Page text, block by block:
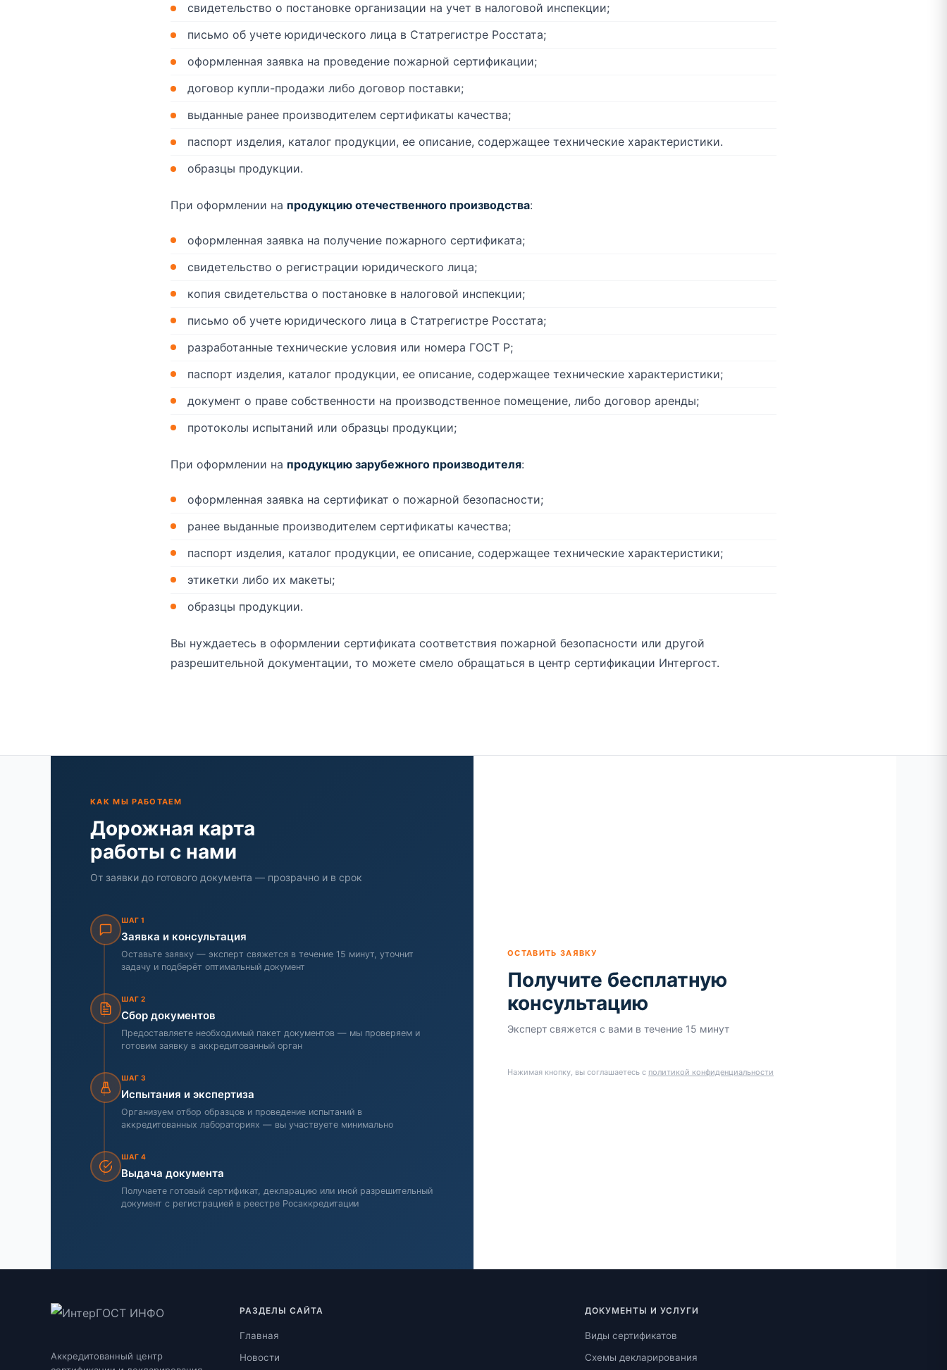
свидетельство о постановке организации на учет в налоговой инспекции;
письмо об учете юридического лица в Статрегистре Росстата;
оформленная заявка на проведение пожарной сертификации;
договор купли-продажи либо договор поставки;
выданные ранее производителем сертификаты качества;
паспорт изделия, каталог продукции, ее описание, содержащее технические характеристики.
образцы продукции.
При оформлении на продукцию отечественного производства:
оформленная заявка на получение пожарного сертификата;
свидетельство о регистрации юридического лица;
копия свидетельства о постановке в налоговой инспекции;
письмо об учете юридического лица в Статрегистре Росстата;
разработанные технические условия или номера ГОСТ Р;
паспорт изделия, каталог продукции, ее описание, содержащее технические характеристики;
документ о праве собственности на производственное помещение, либо договор аренды;
протоколы испытаний или образцы продукции;
При оформлении на продукцию зарубежного производителя:
оформленная заявка на сертификат о пожарной безопасности;
ранее выданные производителем сертификаты качества;
паспорт изделия, каталог продукции, ее описание, содержащее технические характеристики;
этикетки либо их макеты;
образцы продукции.
Вы нуждаетесь в оформлении сертификата соответствия пожарной безопасности или другой
разрешительной документации, то можете смело обращаться в центр сертификации Интергост.
КАК МЫ РАБОТАЕМ
Дорожная карта
работы с нами
От заявки до готового документа — прозрачно и в срок
ШАГ 1
Заявка и консультация
Оставьте заявку — эксперт свяжется в течение 15 минут, уточнит
задачу и подберёт оптимальный документ
ШАГ 2
Сбор документов
Предоставляете необходимый пакет документов — мы проверяем и
готовим заявку в аккредитованный орган
ШАГ 3
Испытания и экспертиза
Организуем отбор образцов и проведение испытаний в
аккредитованных лабораториях — вы участвуете минимально
ШАГ 4
Выдача документа
Получаете готовый сертификат, декларацию или иной разрешительный
документ с регистрацией в реестре Росаккредитации
ОСТАВИТЬ ЗАЯВКУ
Получите бесплатную
консультацию
Эксперт свяжется с вами в течение 15 минут
Нажимая кнопку, вы соглашаетесь с политикой конфиденциальности
Аккредитованный центр
РАЗДЕЛЫ САЙТА
Главная
Новости
ДОКУМЕНТЫ И УСЛУГИ
Виды сертификатов
Схемы декларирования